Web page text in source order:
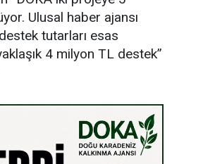
Ulusal haber ajansı
tutarları esas
4 milyon TL destek”